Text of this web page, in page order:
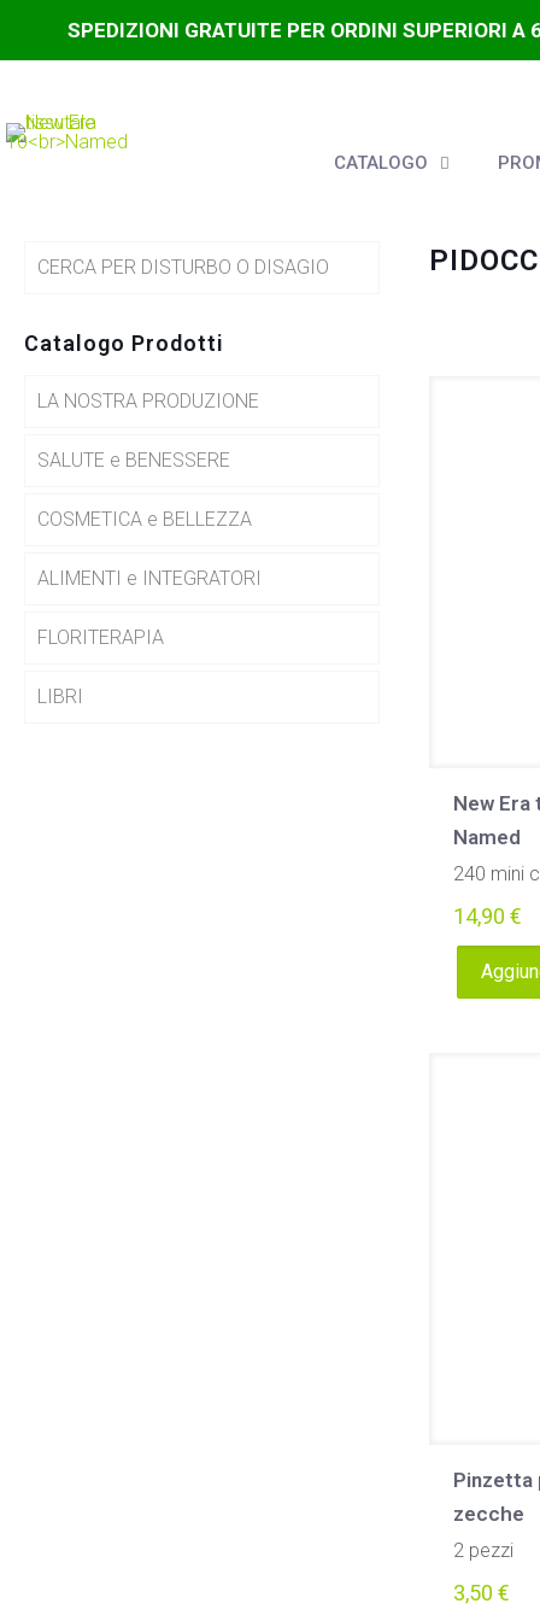
SPEDIZIONI GRATUITE PER ORDINI SUPERIORI A
CATALOGO
New
Named
240 mini
14,90 €
Pinzetta
zecche
2 pezzi
3,50 €
CERCA PER DISTURBO O DISAGIO
Catalogo Prodotti
LA NOSTRA PRODUZIONE
SALUTE e BENESSERE
COSMETICA e BELLEZZA
ALIMENTI e INTEGRATORI
FLORITERAPIA
LIBRI